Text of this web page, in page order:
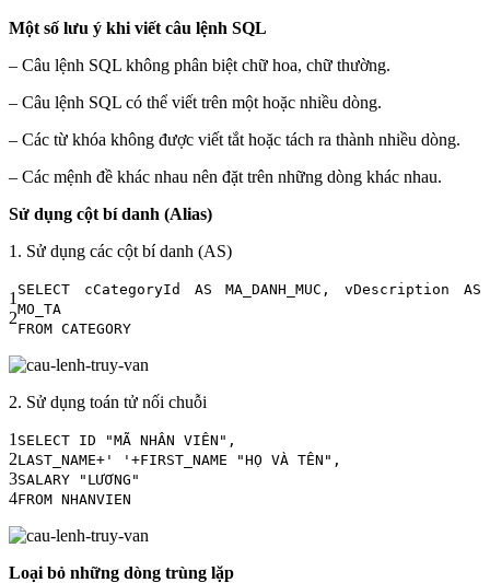
Một số lưu ý khi viết câu lệnh SQL
– Câu lệnh SQL không phân biệt chữ hoa, chữ thường.
– Câu lệnh SQL có thể viết trên một hoặc nhiều dòng.
– Các từ khóa không được viết tắt hoặc tách ra thành nhiều dòng.
– Các mệnh đề khác nhau nên đặt trên những dòng khác nhau.
Sử dụng cột bí danh (Alias)
1. Sử dụng các cột bí danh (AS)
1
2
SELECT cCategoryId AS MA_DANH_MUC, vDescription AS
MO_TA
FROM CATEGORY
2. Sử dụng toán tử nối chuỗi
1
2
3
4
SELECT ID "MÃ NHÂN VIÊN",
LAST_NAME+' '+FIRST_NAME "HỌ VÀ TÊN",
SALARY "LƯƠNG"
FROM NHANVIEN
Loại bỏ những dòng trùng lặp